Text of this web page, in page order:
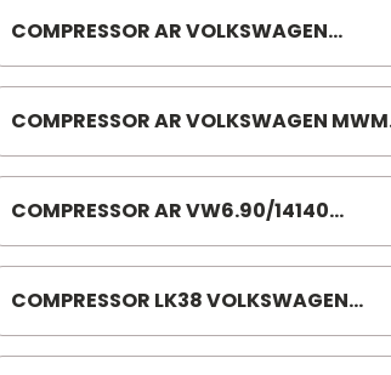
COMPRESSOR AR VOLKSWAGEN
DELIVERY 14/9129700010
COMPRESSOR AR VOLKSWAGEN MWM
4.10 8.140 81600050 7.100/8.100
/12.140T/8140CO
COMPRESSOR AR VW6.90/14140
81600040 7110/11130/12140/22140 M
WM229/4-6
COMPRESSOR LK38 VOLKSWAGEN
MOTOR CUMMINS K011246
CONSTELLATI ON ISB 6CIL